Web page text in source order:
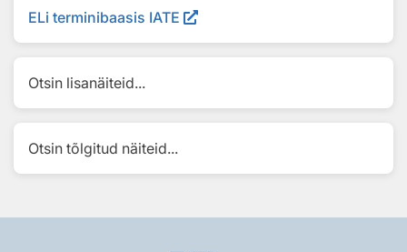
ELi terminibaasis IATE
Otsin lisanäiteid...
Otsin tõlgitud näiteid...